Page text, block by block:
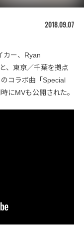
2018.09.07
カー、Ryan
、東京／千葉を拠点
コラボ曲「Special
にMVも公開された。